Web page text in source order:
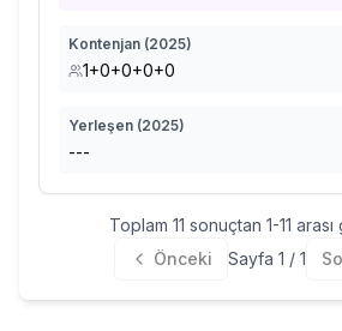
Kontenjan (2025)
1+0+0+0+0
Yerleşen (2025)
---
Toplam 11 sonuçtan 1-11
Önceki
Sayfa 1 / 1